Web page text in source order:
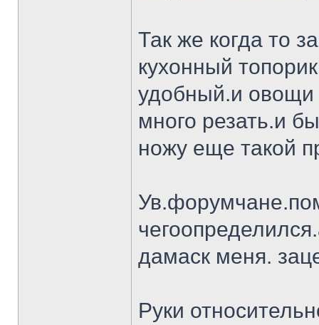
Так же когда то
кухонный
удобный.и овощи
много резать.и
ножу еще такой
дамаск меня.
Руки